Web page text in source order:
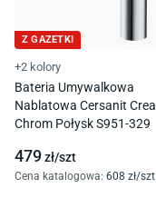
Z GAZETKI
+2 kolory
Bateria Umywalkowa
Nablatowa Cersanit Crea
Chrom Połysk S951-329
479zł/szt
Cena katalogowa: 608 zł/szt